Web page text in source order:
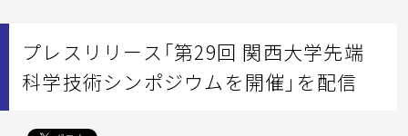
プレスリリース「第29回 関西大学先端
科学技術シンポジウムを開催」を配信